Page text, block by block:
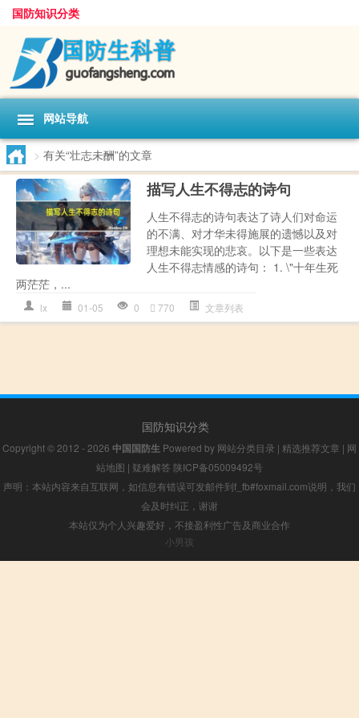
国防知识分类
网站导航
> 有关“壮志未酬”的文章
描写人生不得志的诗句
人生不得志的诗句表达了诗人们对命运
的不满、对才华未得施展的遗憾以及对
理想未能实现的悲哀。以下是一些表达
人生不得志情感的诗句： 1. \"十年生死
两茫茫，...
lx 01-05 0 770 文章列表
国防知识分类
Copyright © 2012 - 2026 中国国防生 Powered by 网站分类目录 | 精选推荐文章 | 网
站地图 | 疑难解答 陕ICP备05009492号
声明：本站内容来自互联网，如信息有错误可发邮件到f_fb#foxmail.com说明，我们
会及时纠正，谢谢
本站仅为个人兴趣爱好，不接盈利性广告及商业合作
小男孩